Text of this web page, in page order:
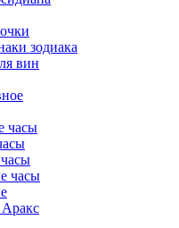
зодиака
вин
часы
часы